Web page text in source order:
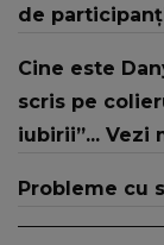
de
Cine este
scris pe
iubirii”... Vezi
Probleme cu